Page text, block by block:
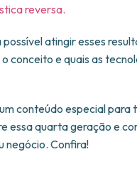
reversa.
atingir esses
conceito e quais as
conteúdo especial para
essa quarta geração e
negócio. Confira!